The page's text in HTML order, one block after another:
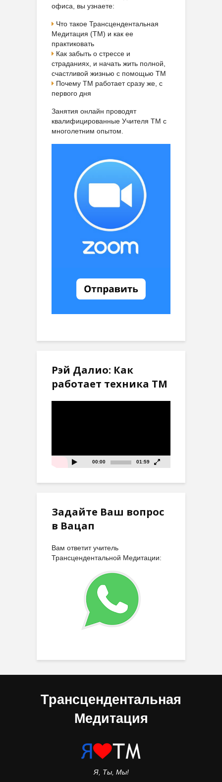
офиса, вы узнаете:
Что такое Трансцендентальная
Медитация (ТМ) и как ее
практиковать
Как забыть о стрессе и
страданиях, и начать жить полной,
счастливой жизнью с помощью ТМ
Почему ТМ работает сразу же, с
первого дня
Занятия онлайн проводят
квалифицированные Учителя ТМ с
многолетним опытом.
Рэй Далио: Как
работает техника ТМ
00:00 01:59
Задайте Ваш вопрос
в Вацап
Вам ответит учитель
Трансцендентальной Медитации:
Трансцендентальная
Медитация
Я, Ты, Мы!